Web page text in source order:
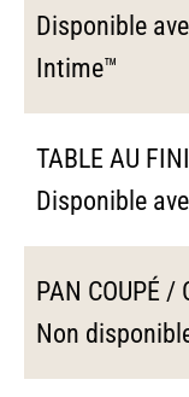
Disponible
Intime™
TABLE AU
Disponible
PAN COUPÉ /
Non